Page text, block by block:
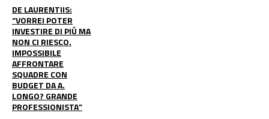
DE LAURENTIIS:
“VORREI POTER
INVESTIRE DI PIÙ MA
NON CI RIESCO.
IMPOSSIBILE
AFFRONTARE
SQUADRE CON
BUDGET DA A.
LONGO? GRANDE
PROFESSIONISTA”